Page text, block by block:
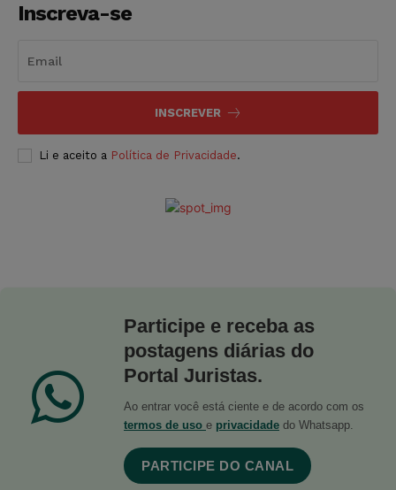
Inscreva-se
INSCREVER
Li e aceito a Política de Privacidade.
Participe e receba as
postagens diárias do
Portal Juristas.
Ao entrar você está ciente e de acordo com os
termos de uso e privacidade do Whatsapp.
PARTICIPE DO CANAL